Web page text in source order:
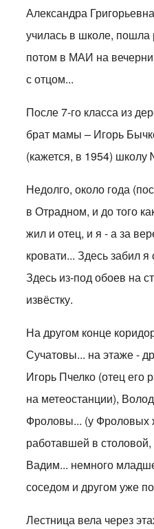
Александра
училась в школе, пошла
потом в МАИ на
с отцом...
После 7-го класса из
брат мамы – Игорь
(кажется, в 1954) школу
Недолго, около года
в Отрадном, и до того
жил и отец, и я - а за
кровати... Здесь забил
Здесь из-под обоев на
извёстку.
На другом конце
Сучатовы... на этаже -
Игорь Пчелко (отец его
на метеостанции),
Фроловы... (у Фроловых
работавшей в
Вадим... немного
соседом и другом уже
Лестница вела через